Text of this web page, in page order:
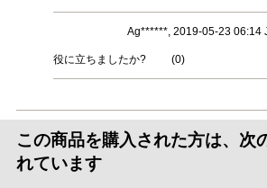
Ag******, 2019-05-23 06:14
役に立ちましたか? (0)
この商品を購入された方は、次
れています